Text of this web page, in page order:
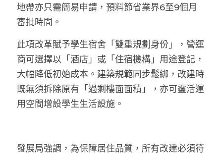
大衛sir專欄
龔靜儀大律師專欄
陳貴春大律師專欄
陳子遷律師專欄
溫志倫專欄
地帶亦只需簡易申請，預料節省業界6至9個月
審批時間。
此項改革賦予學生宿舍「雙重規劃身份」，營運
商可選擇以「酒店」或「住宿機構」用途登記，
大幅降低初始成本。建築規範同步鬆綁，改建時
既無須拆除原有「過剩樓面面積」，亦可靈活運
用空間增設學生生活設施。
發展局強調，為保障居住品質，所有改建必須符